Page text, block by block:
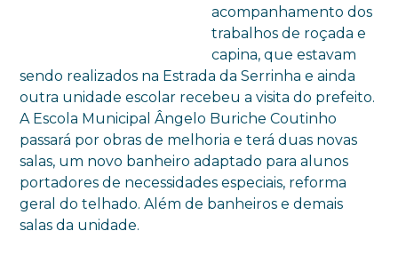
acompanhamento dos
trabalhos de roçada e
capina, que estavam
sendo realizados na Estrada da Serrinha e ainda
outra unidade escolar recebeu a visita do prefeito.
A Escola Municipal Ângelo Buriche Coutinho
passará por obras de melhoria e terá duas novas
salas, um novo banheiro adaptado para alunos
portadores de necessidades especiais, reforma
geral do telhado. Além de banheiros e demais
salas da unidade.